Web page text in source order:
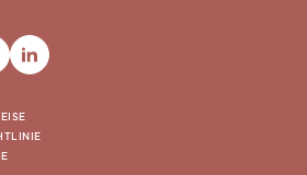
LINKEDIN